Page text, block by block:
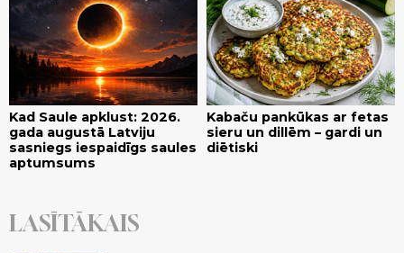
Kad Saule apklust: 2026.
gada augustā Latviju
sasniegs iespaidīgs saules
aptumsums
Kabaču pankūkas ar fetas
sieru un dillēm – gardi un
diētiski
LASĪTĀKAIS